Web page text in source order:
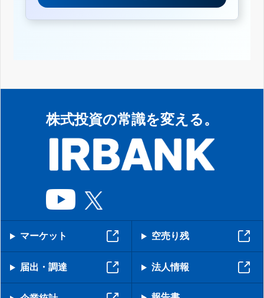
株式投資の常識を変える。
マーケット 空売り残
届出・調達 法人情報